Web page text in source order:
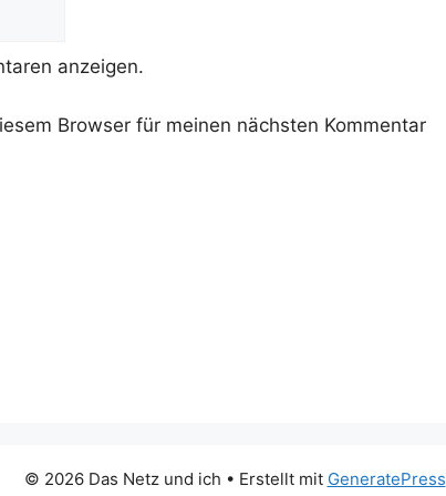
anzeigen.
Browser für meinen nächsten Kommentar
© 2026 Das Netz und ich • Erstellt mit GeneratePress